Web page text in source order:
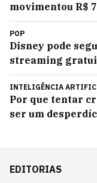
movimentou R$
POP
Disney pode
streaming
INTELIGÊNCIA
Por que tentar
ser um
EDITORIAS